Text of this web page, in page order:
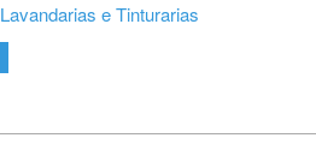
Lavandarias e Tinturarias